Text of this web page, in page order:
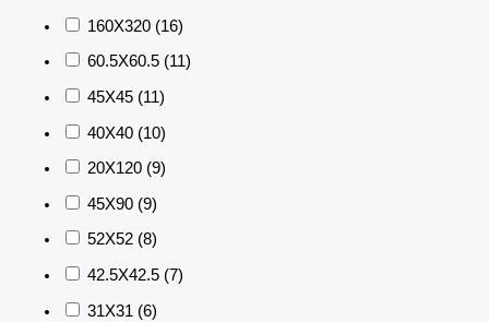
160X320 (16)
60.5X60.5 (11)
45X45 (11)
40X40 (10)
20X120 (9)
45X90 (9)
52X52 (8)
42.5X42.5 (7)
31X31 (6)